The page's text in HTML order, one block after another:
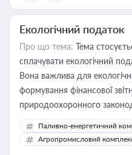
Екологічний податок
Про що тема: Тема
сплачувати екологічний
Вона важлива для
формування фінансової
природоохоронного
Паливно-енергетичний
Агропромисловий